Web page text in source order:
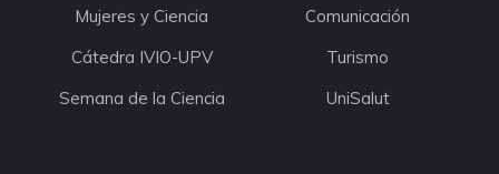
Mujeres y Ciencia
Comunicación
Cátedra IVIO-UPV
Turismo
Semana de la Ciencia
UniSalut